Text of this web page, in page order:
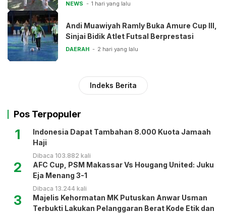
NEWS 1 hari yang lalu
Andi Muawiyah Ramly Buka Amure Cup III,
Sinjai Bidik Atlet Futsal Berprestasi
DAERAH 2 hari yang lalu
Indeks Berita
Pos Terpopuler
1
Indonesia Dapat Tambahan 8.000 Kuota Jamaah
Haji
Dibaca 103.882 kali
2
AFC Cup, PSM Makassar Vs Hougang United: Juku
Eja Menang 3-1
Dibaca 13.244 kali
3
Majelis Kehormatan MK Putuskan Anwar Usman
Terbukti Lakukan Pelanggaran Berat Kode Etik dan